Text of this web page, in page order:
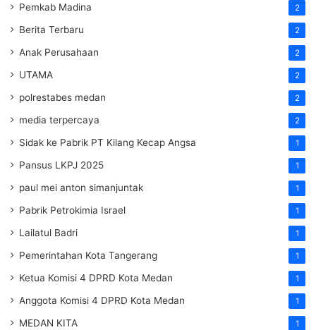
Pemkab Madina 2
Berita Terbaru 2
Anak Perusahaan 2
UTAMA 2
polrestabes medan 2
media terpercaya 2
Sidak ke Pabrik PT Kilang Kecap Angsa 1
Pansus LKPJ 2025 1
paul mei anton simanjuntak 1
Pabrik Petrokimia Israel 1
Lailatul Badri 1
Pemerintahan Kota Tangerang 1
Ketua Komisi 4 DPRD Kota Medan 1
Anggota Komisi 4 DPRD Kota Medan 1
MEDAN KITA 1